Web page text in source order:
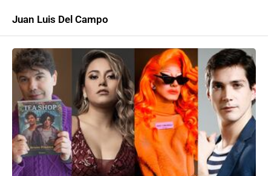
Juan Luis Del Campo